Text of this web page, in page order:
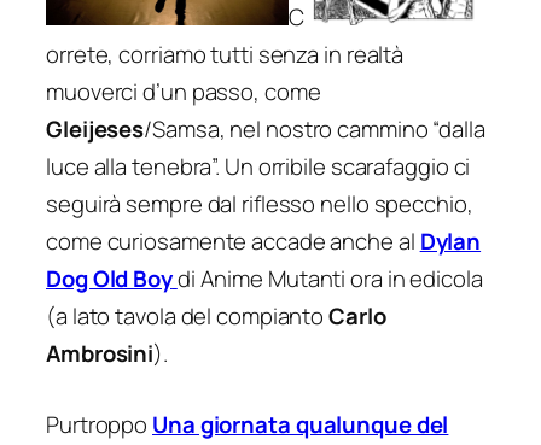
C
orrete, corriamo tutti senza in realtà
muoverci d’un passo, come
Gleijeses/Samsa, nel nostro cammino “dalla
luce alla tenebra”. Un orribile scarafaggio ci
seguirà sempre dal riflesso nello specchio,
come curiosamente accade anche al Dylan
Dog Old BoydiAnime Mutantiora in edicola
(a lato tavola del compiantoCarlo
Ambrosini).
Purtroppo Una giornata qualunque del